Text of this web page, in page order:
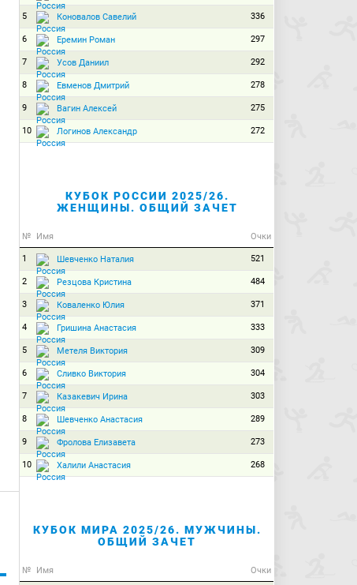
5 Коновалов Савелий 336
6 Еремин Роман 297
7 Усов Даниил 292
8 Евменов Дмитрий 278
9 Вагин Алексей 275
10 Логинов Александр 272
КУБОК РОССИИ 2025/26.
ЖЕНЩИНЫ. ОБЩИЙ ЗАЧЕТ
№ Имя Очки
1 Шевченко Наталия 521
2 Резцова Кристина 484
3 Коваленко Юлия 371
4 Гришина Анастасия 333
5 Метеля Виктория 309
6 Сливко Виктория 304
7 Казакевич Ирина 303
8 Шевченко Анастасия 289
9 Фролова Елизавета 273
10 Халили Анастасия 268
КУБОК МИРА 2025/26. МУЖЧИНЫ.
ОБЩИЙ ЗАЧЕТ
№ Имя Очки